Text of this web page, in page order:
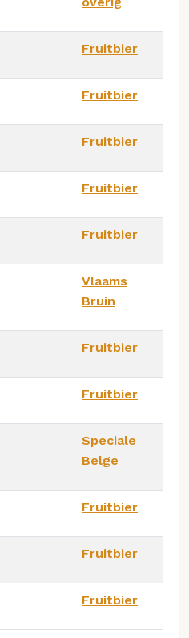
Fruitbier
Fruitbier
Fruitbier
Fruitbier
Fruitbier
Vlaams
Bruin
Fruitbier
Fruitbier
Speciale
Belge
Fruitbier
Fruitbier
Fruitbier